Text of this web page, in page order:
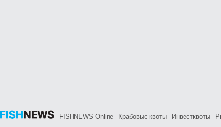
FISHNEWS Online Крабовые квоты Инвестквоты